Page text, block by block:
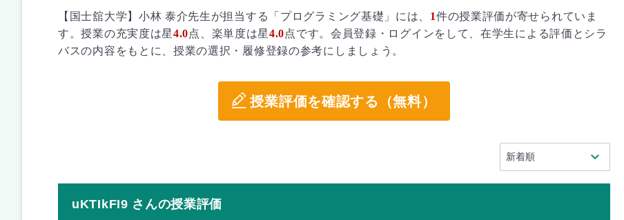
【国士舘大学】小林 泰介先生が担当する「プログラミング基礎」には、 1件の授業評価が寄せられていま
す。授業の充実度は星4.0点、楽単度は星4.0点です。会員登録・ログインをして、在学生による評価とシラ
バスの内容をもとに、授業の選択・履修登録の参考にしましょう。
授業評価を確認する（無料）
uKTIkFI9 さんの授業評価